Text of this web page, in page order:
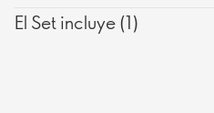
El Set incluye (1)